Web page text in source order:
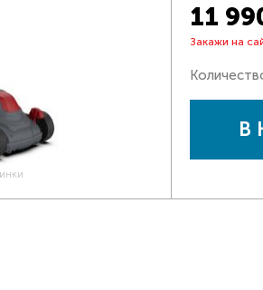
11
Закажи на
В